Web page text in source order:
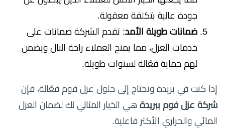
جودة عالية بتكلفة معقولة.
ضمانات طويلة الأمد: تقدم الشركة ضمانات على
خدمات العزل، مما يمنح العملاء راحة البال ويضمن
لهم حماية فعّالة لسنوات طويلة.
إذا كنت في بريدة وتحتاج إلى حلول عزل فوم فعّالة، فإن
شركة عزل فوم ببريدة هي الخيار المثالي لك لضمان العزل
المائي والحراري الأكثر فاعلية.